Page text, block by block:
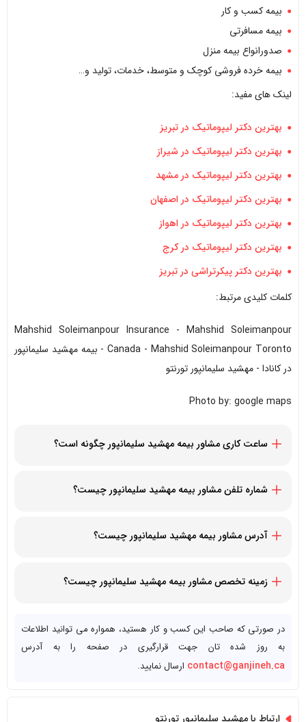
بیمه کسب و کار
بیمه مسافرتی
صدورانواع بیمه منزل
بیمه خرده فروشی کوچک و متوسط، خدمات، تولید و…
لینک های مفید:
بهترین دکتر لیپوماتیک در تبریز
بهترین دکتر لیپوماتیک در شیراز
بهترین دکتر لیپوماتیک در مشهد
بهترین دکتر لیپوماتیک در اصفهان
بهترین دکتر لیپوماتیک در اهواز
بهترین دکتر لیپوماتیک در کرج
بهترین دکتر پیکرتراشی در تبریز
کلمات کلیدی مرتبط:
Mahshid Soleimanpour Insurance - Mahshid Soleimanpour
Canada - Mahshid Soleimanpour Toronto - بیمه مهشید سلیمانپور
در کانادا - مهشید سلیمانپور تورنتو
Photo by: google maps
ساعت کاری مشاور بیمه مهشید سلیمانپور چگونه است؟
شماره تلفن مشاور بیمه مهشید سلیمانپور چیست؟
آدرس مشاور بیمه مهشید سلیمانپور چیست؟
زمینه تخصص مشاور بیمه مهشید سلیمانپور چیست؟
در صورتی که صاحب این کسب و کار هستید، همواره می توانید اطلاعات
به روز شده تان جهت قرارگیری در صفحه را به آدرس
contact@ganjineh.ca ارسال نمایید.
ارتباط با مهشید سلیمانپور تورنتو